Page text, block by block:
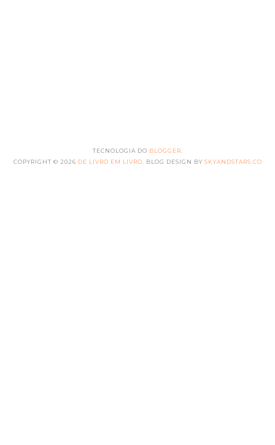
TECNOLOGIA DO BLOGGER
COPYRIGHT © 2026 DE LIVRO EM LIVRO . BLOG DESIGN BY SKYANDSTARS.CO